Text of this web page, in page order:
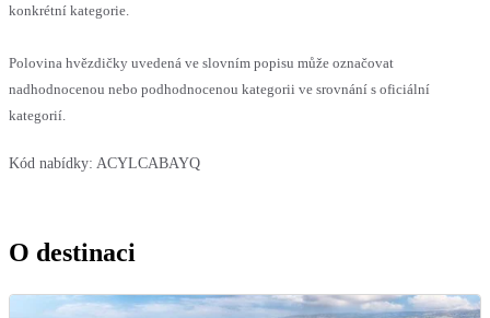
konkrétní kategorie.
Polovina hvězdičky uvedená ve slovním popisu může označovat
nadhodnocenou nebo podhodnocenou kategorii ve srovnání s oficiální
kategorií.
Kód nabídky: ACYLCABAYQ
O destinaci